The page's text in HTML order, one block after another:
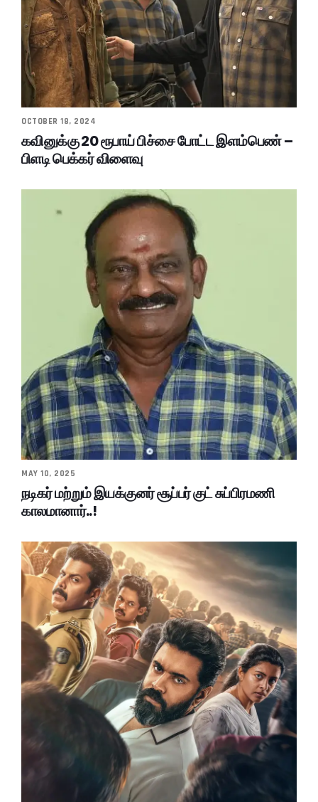
OCTOBER 18, 2024
கவினுக்கு 20 ரூபாய் பிச்சை போட்ட இளம்பெண் –
பிளடி பெக்கர் விளைவு
MAY 10, 2025
நடிகர் மற்றும் இயக்குனர் சூப்பர் குட் சுப்பிரமணி
காலமானார்..!